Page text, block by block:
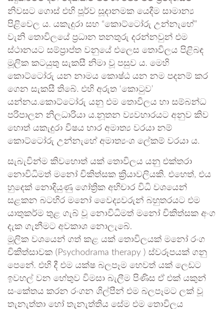
නිවසට ගොස් එහි පූර්ව සූදානමක යෙදීම සාමාන්‍ය
පිළිවෙල ය. යකැදුරා සහ “කොට්ටෝරු උන්නැහේ”
වැනි තොවිලයේ ප්‍රධාන තනතුරු දරන්නවුන් එම
ස්ථානයට සම්ප්‍රාප්ත වනුයේ එලෙස තොවිලය පිළිබඳ
මූලික කටයුතු සැකසී නිමා වූ පසුව ය. මෙහි
කොට්ටෝරු යන නාමය කොෂ්ඨ යන නම පදනම් කර
ගෙන සැකසී තිබේ. එහි අරුත ‘කොටුව’
යන්නය.කොට්ටෝරු යනු එම තොවිලය හා සම්බන්ධ
පරිපාලන නිලධාරියා ය.නූතන ව්‍යවහාරයට අනුව කිව
හොත් යකැදුරා විෂය භාර අමාත්‍ය වරයා නම්
කොට්ටෝරු උන්නැහේ අමාත්‍යංශ ලේකම් වරයා ය.
සැබැවින්ම කිවහොත් යක් තොවිලය යනු එක්තරා
නොවිධිමත් මනෝ චිකිත්සක ක්‍රියාවලියකි. එහෙත්, එය
හුදෙක් නොදියුණු ගෝත්‍රික අභිචාර විධි වශයෙන්
සළකන බටහිර මනෝ වෛද්‍යවරුන් බහුතරයට එම
යාතුකර්ම තුළ ගැබ් වූ නොවිධිමත් මනෝ චිකිත්සක අංග
දැක ගැනීමට අවකාශ නොලැබේ.
මූලික වශයෙන් ගත් කළ යක් තොවිලයක් මනෝ රංග
චිකිත්සාවක (Psychodrama therapy ) ස්වරූපයක් ගනු
පෙනේ. එහි දී එම යක්ෂ බලපෑම හෙවත් යක් ලෙඩට
ඉවහල් වන හේතුව විමසා බැලීම පිණිස ඒ එක් යකුන්
සංකේතය කරන රංගන ශිල්පීන් එම බලපෑමට ලක් වූ
තැනැත්තා හෝ තැනැත්තිය සේම එම තොවිලය